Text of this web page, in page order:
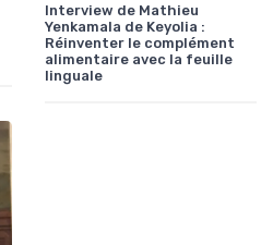
Interview de Mathieu
Yenkamala de Keyolia :
Réinventer le complément
alimentaire avec la feuille
linguale